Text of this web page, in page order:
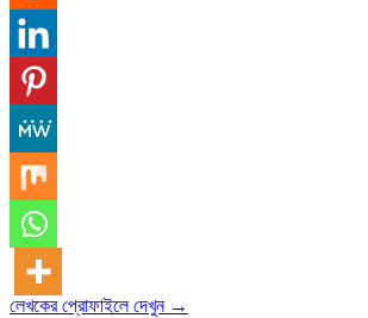
লেখকের প্রোফাইলে দেখুন →